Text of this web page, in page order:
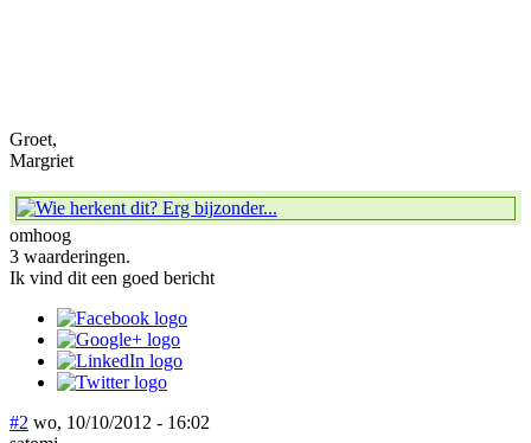
Groet,
Margriet
omhoog
3 waarderingen.
Ik vind dit een goed bericht
#2 wo, 10/10/2012 - 16:02